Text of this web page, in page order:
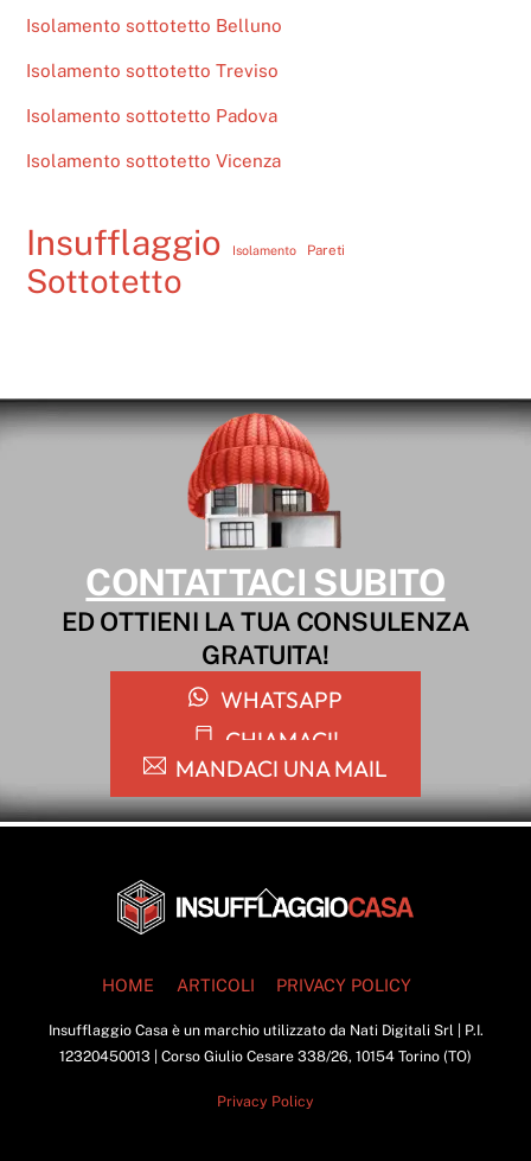
Isolamento sottotetto Belluno
Isolamento sottotetto Treviso
Isolamento sottotetto Padova
Isolamento sottotetto Vicenza
Insufflaggio Isolamento Pareti
Sottotetto
CONTATTACI SUBITO
ED OTTIENI LA TUA CONSULENZA
GRATUITA!
WHATSAPP
CHIAMACI!
MANDACI UNA MAIL
Back
To
HOME
ARTICOLI PRIVACY POLICY
Insufflaggio Casa è un marchio utilizzato da Nati Digitali Srl | P.I.
12320450013 | Corso Giulio Cesare 338/26, 10154 Torino (TO)
Privacy Policy